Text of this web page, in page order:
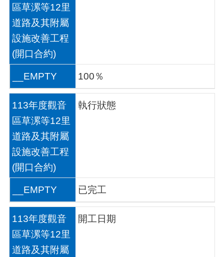
資
回
首
頁
站
覽
政
信
常
問
桃
園
市
區草漯等12里
道路及其附屬
設施改善工程
(開口合約)
__EMPTY 100％
113年度觀音
區草漯等12里
道路及其附屬
設施改善工程
(開口合約)
執行狀態
__EMPTY 已完工
113年度觀音
區草漯等12里
道路及其附屬
開工日期